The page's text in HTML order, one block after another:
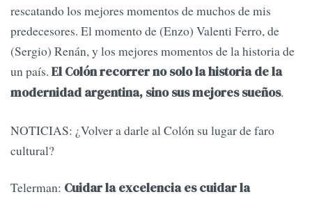
rescatando los mejores momentos de muchos de mis
predecesores. El momento de (Enzo) Valenti Ferro, de
(Sergio) Renán, y los mejores momentos de la historia de
un país. El Colón recorrer no solo la historia de la
modernidad argentina, sino sus mejores sueños.
NOTICIAS: ¿Volver a darle al Colón su lugar de faro
cultural?
Telerman: Cuidar la excelencia es cuidar la